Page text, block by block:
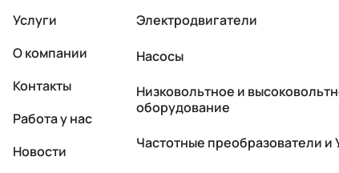
Услуги
О компании
Контакты
Работа у нас
Новости
Электродвигатели
Насосы
Низковольтное и
оборудование
Частотные преобразователи и